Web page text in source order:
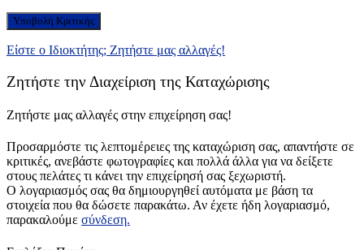
Είστε ο Ιδιοκτήτης; Ζητήστε μας αλλαγές!
Ζητήστε την Διαχείριση της Καταχώρισης
Ζητήστε μας αλλαγές στην επιχείρηση σας!
Προσαρμόστε τις λεπτομέρειες της καταχώριση σας, απαντήστε σε
κριτικές, ανεβάστε φωτογραφίες και πολλά άλλα για να δείξετε
στους πελάτες τι κάνει την επιχείρησή σας ξεχωριστή.
Ο λογαριασμός σας θα δημιουργηθεί αυτόματα με βάση τα
στοιχεία που θα δώσετε παρακάτω. Αν έχετε ήδη λογαριασμό,
παρακαλούμε σύνδεση.